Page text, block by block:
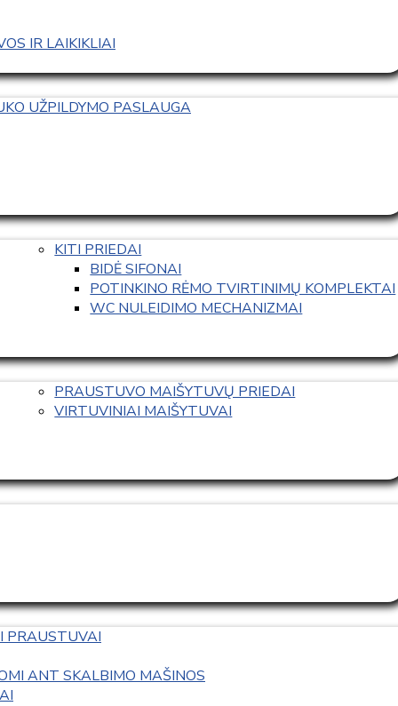
IR LAIKIKLIAI
UŽPILDYMO PASLAUGA
KITI PRIEDAI
BIDĖ SIFONAI
POTINKINO RĖMO TVIRTINIMŲ KOMPLEKTAI
WC NULEIDIMO MECHANIZMAI
PRAUSTUVO MAIŠYTUVŲ PRIEDAI
VIRTUVINIAI MAIŠYTUVAI
PRAUSTUVAI
ANT SKALBIMO MAŠINOS